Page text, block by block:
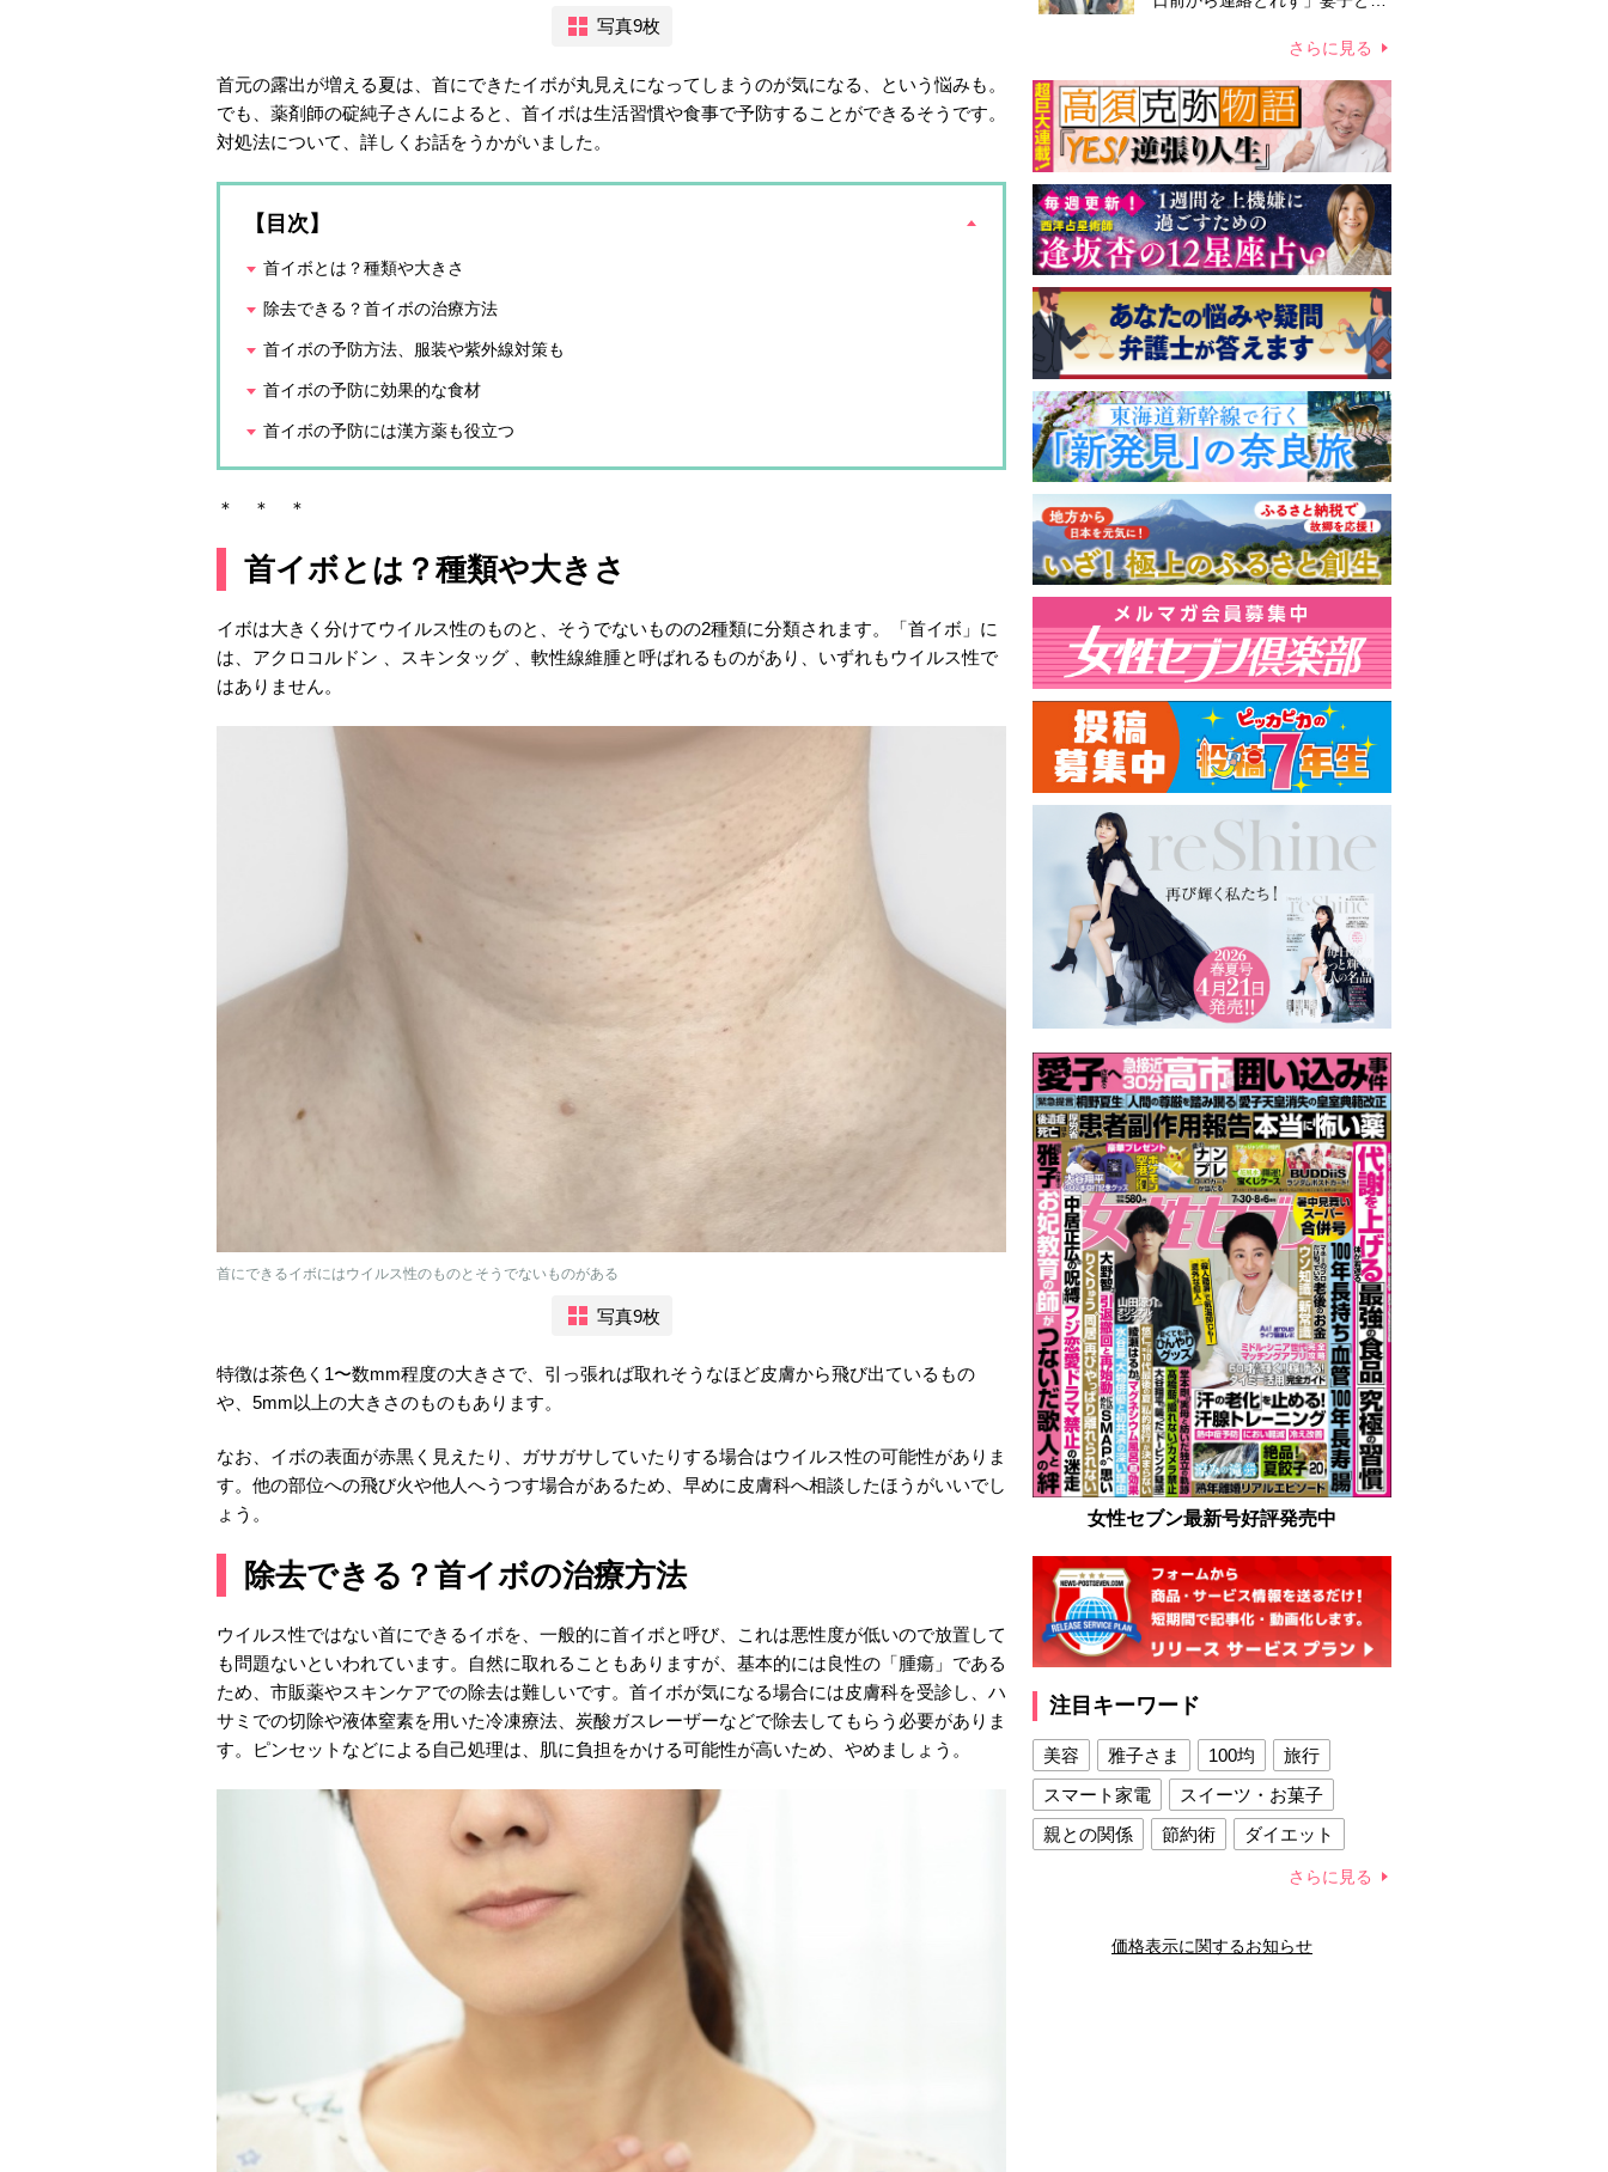
写真9枚
首元の露出が増える夏は、首にできたイボが丸見えになってしまうのが気になる、という悩みも。
でも、薬剤師の碇純子さんによると、首イボは生活習慣や食事で予防することができるそうです。
対処法について、詳しくお話をうかがいました。
【目次】
首イボとは？種類や大きさ
除去できる？首イボの治療方法
首イボの予防方法、服装や紫外線対策も
首イボの予防に効果的な食材
首イボの予防には漢方薬も役立つ
＊ ＊ ＊
首イボとは？種類や大きさ
イボは大きく分けてウイルス性のものと、そうでないものの2種類に分類されます。「首イボ」に
は、アクロコルドン 、スキンタッグ 、軟性線維腫と呼ばれるものがあり、いずれもウイルス性で
はありません。
首にできるイボにはウイルス性のものとそうでないものがある
写真9枚
特徴は茶色く1〜数mm程度の大きさで、引っ張れば取れそうなほど皮膚から飛び出ているもの
や、5mm以上の大きさのものもあります。
なお、イボの表面が赤黒く見えたり、ガサガサしていたりする場合はウイルス性の可能性がありま
す。他の部位への飛び火や他人へうつす場合があるため、早めに皮膚科へ相談したほうがいいでし
ょう。
除去できる？首イボの治療方法
ウイルス性ではない首にできるイボを、一般的に首イボと呼び、これは悪性度が低いので放置して
も問題ないといわれています。自然に取れることもありますが、基本的には良性の「腫瘍」である
ため、市販薬やスキンケアでの除去は難しいです。首イボが気になる場合には皮膚科を受診し、ハ
サミでの切除や液体窒素を用いた冷凍療法、炭酸ガスレーザーなどで除去してもらう必要がありま
す。ピンセットなどによる自己処理は、肌に負担をかける可能性が高いため、やめましょう。
さらに見る
女性セブン最新号好評発売中
注目キーワード
美容 雅子さま 100均
旅行
スマート家電
スイーツ・お菓子
親との関係
節約術
ダイエット
夫との関係
新津春子 どか食い
さらに見る
価格表示に関するお知らせ